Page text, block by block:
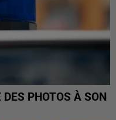
DES PHOTOS À SON